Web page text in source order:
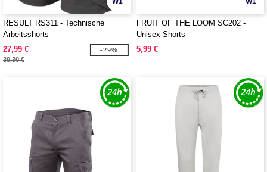
RESULT RS311 - Technische
Arbeitsshorts
27,99 €
39,30 €
-29%
FRUIT OF THE LOOM SC202 -
Unisex-Shorts
5,99 €